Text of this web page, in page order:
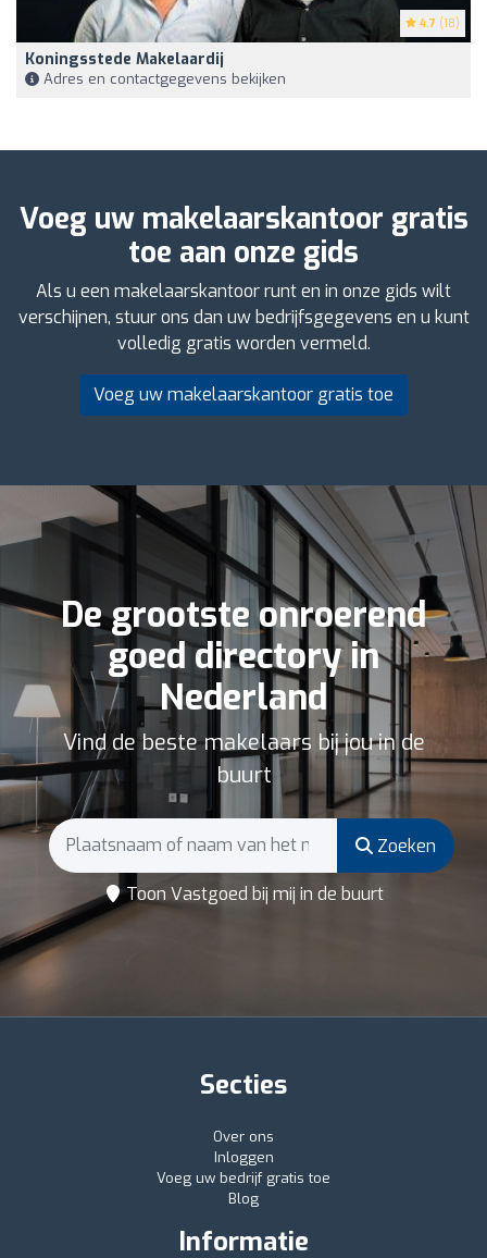
4.7 (18)
Koningsstede Makelaardij
Adres en contactgegevens bekijken
Voeg uw makelaarskantoor gratis
toe aan onze gids
Als u een makelaarskantoor runt en in onze gids wilt
verschijnen, stuur ons dan uw bedrijfsgegevens en u kunt
volledig gratis worden vermeld.
Voeg uw makelaarskantoor gratis toe
De grootste onroerend
goed directory in
Nederland
Vind de beste makelaars bij jou in de
buurt
Zoeken
Toon Vastgoed bij mij in de buurt
Secties
Over ons
Inloggen
Voeg uw bedrijf gratis toe
Blog
Informatie